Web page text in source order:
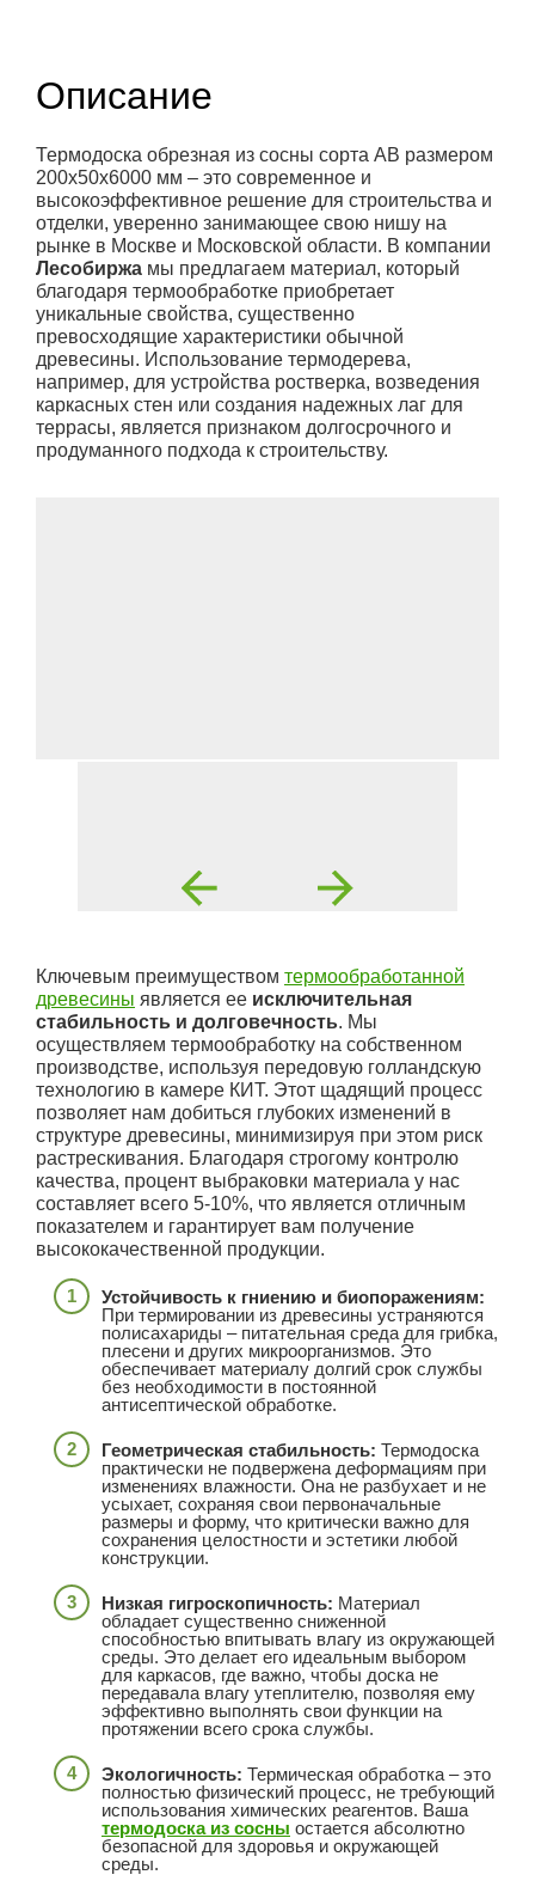
Описание
Термодоска обрезная из сосны сорта АВ размером
200x50x6000 мм – это современное и
высокоэффективное решение для строительства и
отделки, уверенно занимающее свою нишу на
рынке в Москве и Московской области. В компании
Лесобиржа мы предлагаем материал, который
благодаря термообработке приобретает
уникальные свойства, существенно
превосходящие характеристики обычной
древесины. Использование термодерева,
например, для устройства ростверка, возведения
каркасных стен или создания надежных лаг для
террасы, является признаком долгосрочного и
продуманного подхода к строительству.
Ключевым преимуществом термообработанной
древесины является ее исключительная
стабильность и долговечность. Мы
осуществляем термообработку на собственном
производстве, используя передовую голландскую
технологию в камере КИТ. Этот щадящий процесс
позволяет нам добиться глубоких изменений в
структуре древесины, минимизируя при этом риск
растрескивания. Благодаря строгому контролю
качества, процент выбраковки материала у нас
составляет всего 5-10%, что является отличным
показателем и гарантирует вам получение
высококачественной продукции.
Устойчивость к гниению и биопоражениям:
При термировании из древесины устраняются
полисахариды – питательная среда для грибка,
плесени и других микроорганизмов. Это
обеспечивает материалу долгий срок службы
без необходимости в постоянной
антисептической обработке.
Геометрическая стабильность: Термодоска
практически не подвержена деформациям при
изменениях влажности. Она не разбухает и не
усыхает, сохраняя свои первоначальные
размеры и форму, что критически важно для
сохранения целостности и эстетики любой
конструкции.
Низкая гигроскопичность: Материал
обладает существенно сниженной
способностью впитывать влагу из окружающей
среды. Это делает его идеальным выбором
для каркасов, где важно, чтобы доска не
передавала влагу утеплителю, позволяя ему
эффективно выполнять свои функции на
протяжении всего срока службы.
Экологичность: Термическая обработка – это
полностью физический процесс, не требующий
использования химических реагентов. Ваша
термодоска из сосны остается абсолютно
безопасной для здоровья и окружающей
среды.